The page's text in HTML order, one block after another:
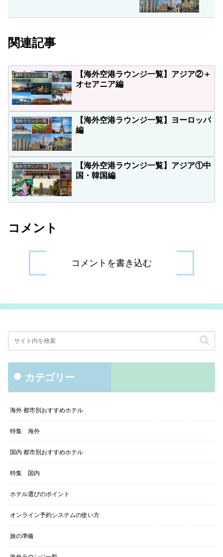
関連記事
海外ラウンジ一覧
【海外空港ラウンジ一覧】アジア②＋
オセアニア編
海外ラウンジ一覧
【海外空港ラウンジ一覧】ヨーロッパ
編
海外ラウンジ一覧
【海外空港ラウンジ一覧】アジア①中
国・韓国編
コメント
コメントを書き込む
カテゴリー
海外 都市別おすすめホテル
特集 海外
国内 都市別おすすめホテル
特集 国内
ホテル選びのポイント
オンライン予約システムの使い方
旅の準備